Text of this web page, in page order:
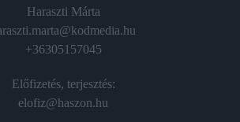
Haraszti Márta
+36305157045
Előfizetés, terjesztés:
elofiz@haszon.hu